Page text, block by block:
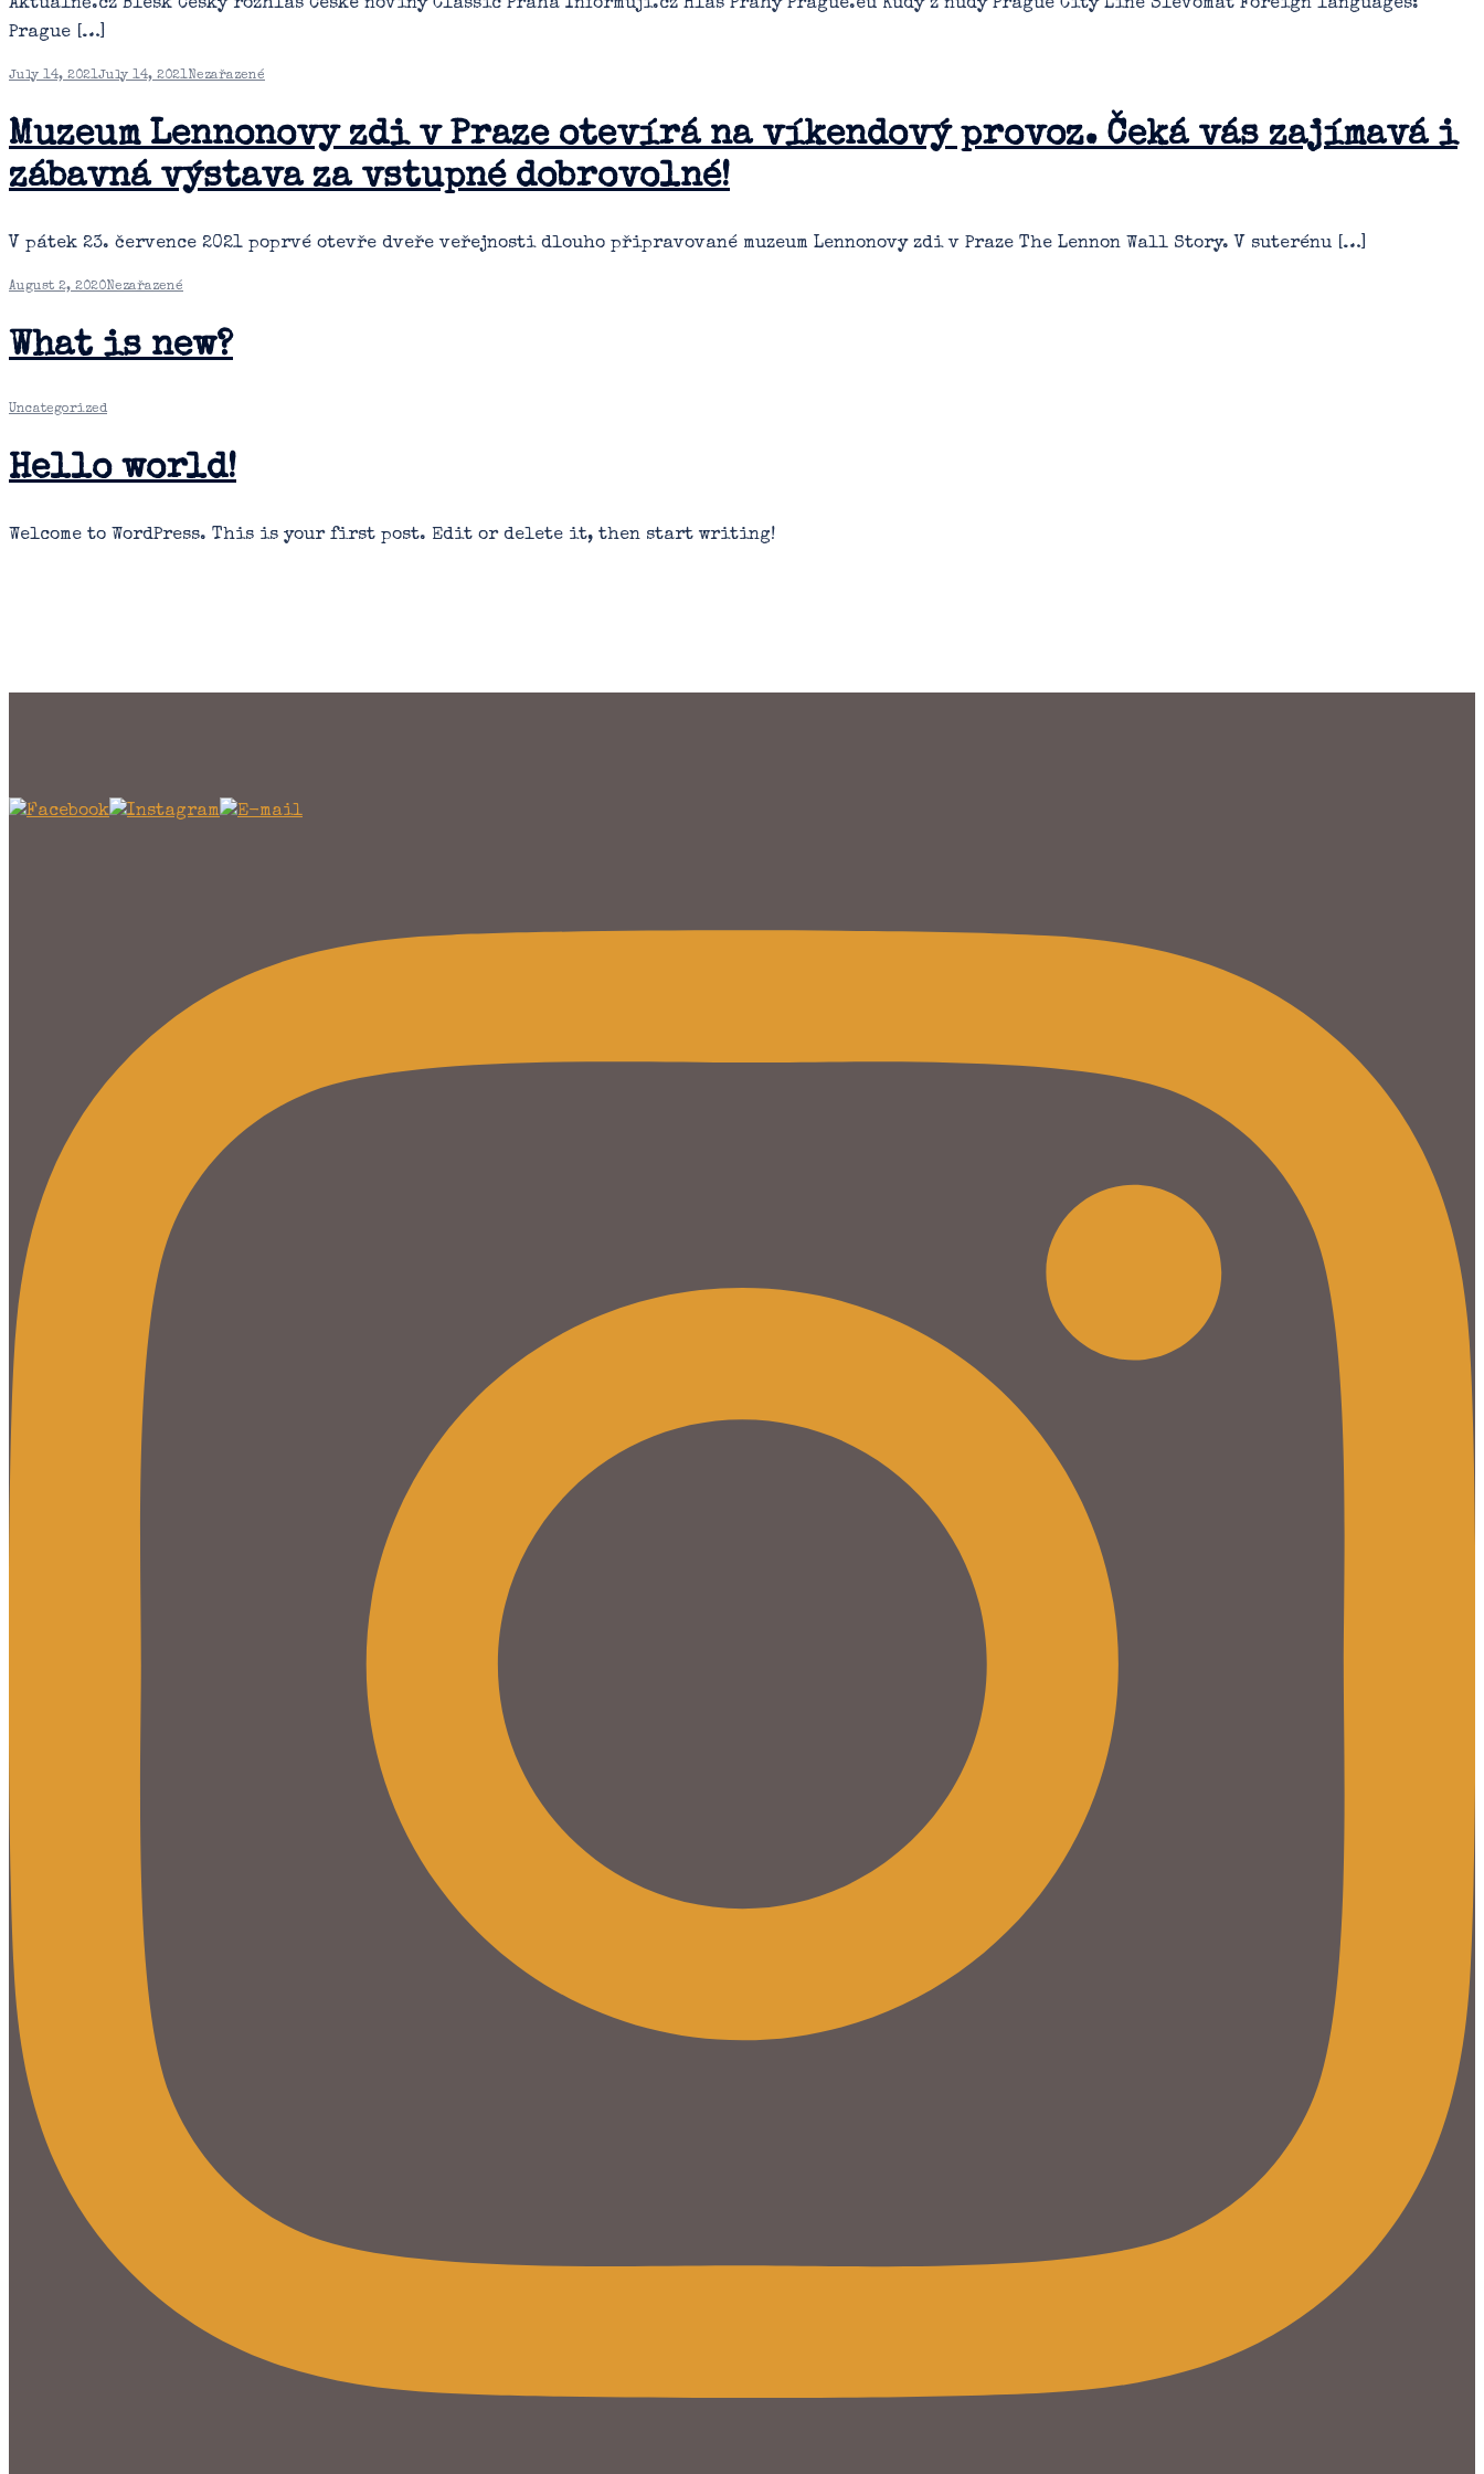
Aktuálně.cz Blesk Český rozhlas České noviny Classic Praha Informuji.cz Hlas Prahy Prague.eu Kudy z nudy Prague City Line Slevomat Foreign languages:
Prague […]
July 14, 2021July 14, 2021Nezařazené
Muzeum Lennonovy zdi v Praze otevírá na víkendový provoz. Čeká vás zajímavá i
zábavná výstava za vstupné dobrovolné!
V pátek 23. července 2021 poprvé otevře dveře veřejnosti dlouho připravované muzeum Lennonovy zdi v Praze The Lennon Wall Story. V suterénu […]
August 2, 2020Nezařazené
What is new?
Uncategorized
Hello world!
Welcome to WordPress. This is your first post. Edit or delete it, then start writing!